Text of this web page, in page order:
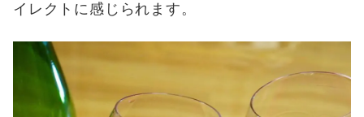
イレクトに感じられます。